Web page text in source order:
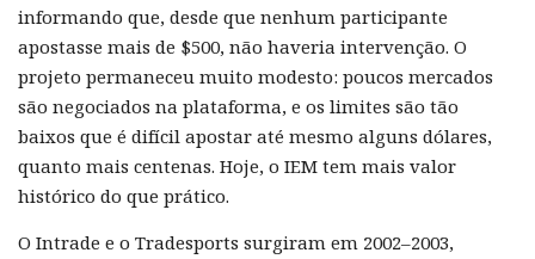
informando que, desde que nenhum participante
apostasse mais de $500, não haveria intervenção. O
projeto permaneceu muito modesto: poucos mercados
são negociados na plataforma, e os limites são tão
baixos que é difícil apostar até mesmo alguns dólares,
quanto mais centenas. Hoje, o IEM tem mais valor
histórico do que prático.
O Intrade e o Tradesports surgiram em 2002–2003,